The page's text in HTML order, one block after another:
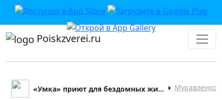
Poiskzverei.ru
«Умка» приют для бездомных животных Муравленко